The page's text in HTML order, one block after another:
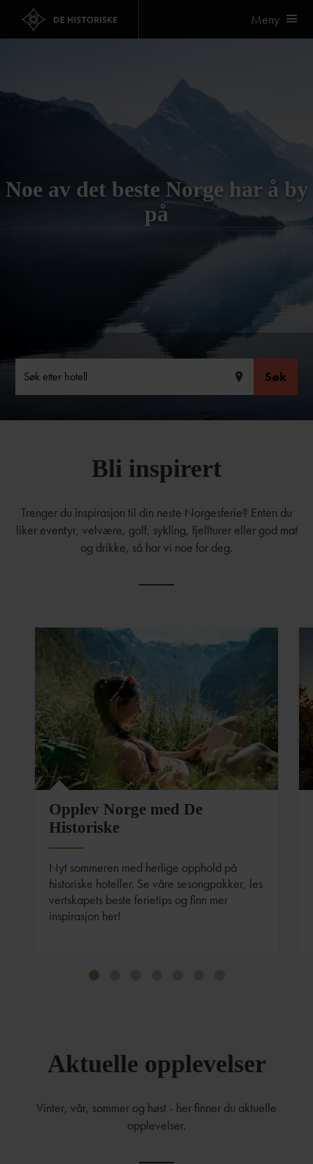
Meny
Noe av det beste Norge har å by
på
Søk
Bli inspirert
Trenger du inspirasjon til din neste Norgesferie? Enten du
liker eventyr, velvære, golf, sykling, fjellturer eller god mat
og drikke, så har vi noe for deg.
Opplev Norge med De
Historiske
Nyt sommeren med herlige opphold på
historiske hoteller. Se våre sesongpakker, les
vertskapets beste ferietips og finn mer
inspirasjon her!
Aktuelle opplevelser
Vinter, vår, sommer og høst - her finner du aktuelle
opplevelser.